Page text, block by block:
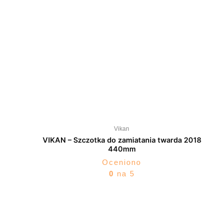
Vikan
VIKAN – Szczotka do zamiatania twarda 2018
440mm
Oceniono
0 na 5